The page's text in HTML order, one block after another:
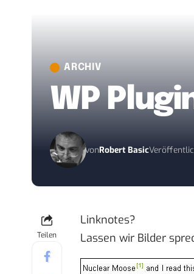
ARCHIV
WP
vonRobert Basic
Teilen
Linknotes?
Lassen wir Bilder